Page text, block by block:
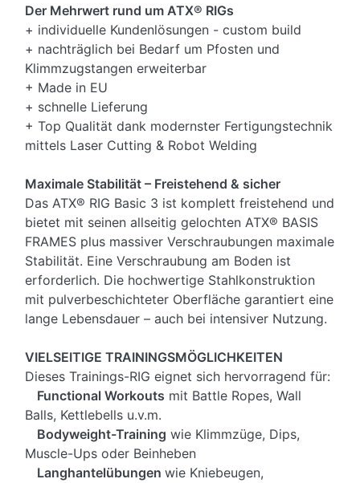
Der Mehrwert rund um ATX® RIGs
+ individuelle Kundenlösungen - custom build
+ nachträglich bei Bedarf um Pfosten und
Klimmzugstangen erweiterbar
+ Made in EU
+ schnelle Lieferung
+ Top Qualität dank modernster Fertigungstechnik
mittels Laser Cutting & Robot Welding
Maximale Stabilität – Freistehend & sicher
Das ATX® RIG Basic 3 ist komplett freistehend und
bietet mit seinen allseitig gelochten ATX® BASIS
FRAMES plus massiver Verschraubungen maximale
Stabilität. Eine Verschraubung am Boden ist
erforderlich. Die hochwertige Stahlkonstruktion
mit pulverbeschichteter Oberfläche garantiert eine
lange Lebensdauer – auch bei intensiver Nutzung.
VIELSEITIGE TRAININGSMÖGLICHKEITEN
Dieses Trainings-RIG eignet sich hervorragend für:
Functional Workouts mit Battle Ropes, Wall
Balls, Kettlebells u.v.m.
Bodyweight-Training wie Klimmzüge, Dips,
Muscle-Ups oder Beinheben
Langhantelübungen wie Kniebeugen,